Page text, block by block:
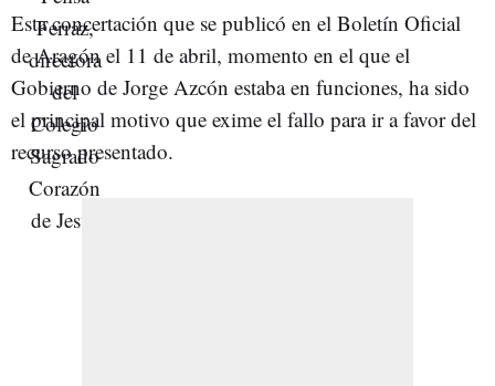
Esta concertación que se publicó en el Boletín Oficial
de Aragón el 11 de abril, momento en el que el
Gobierno de Jorge Azcón estaba en funciones, ha sido
el principal motivo que exime el fallo para ir a favor del
recurso presentado.